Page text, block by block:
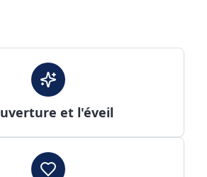
et l'éveil